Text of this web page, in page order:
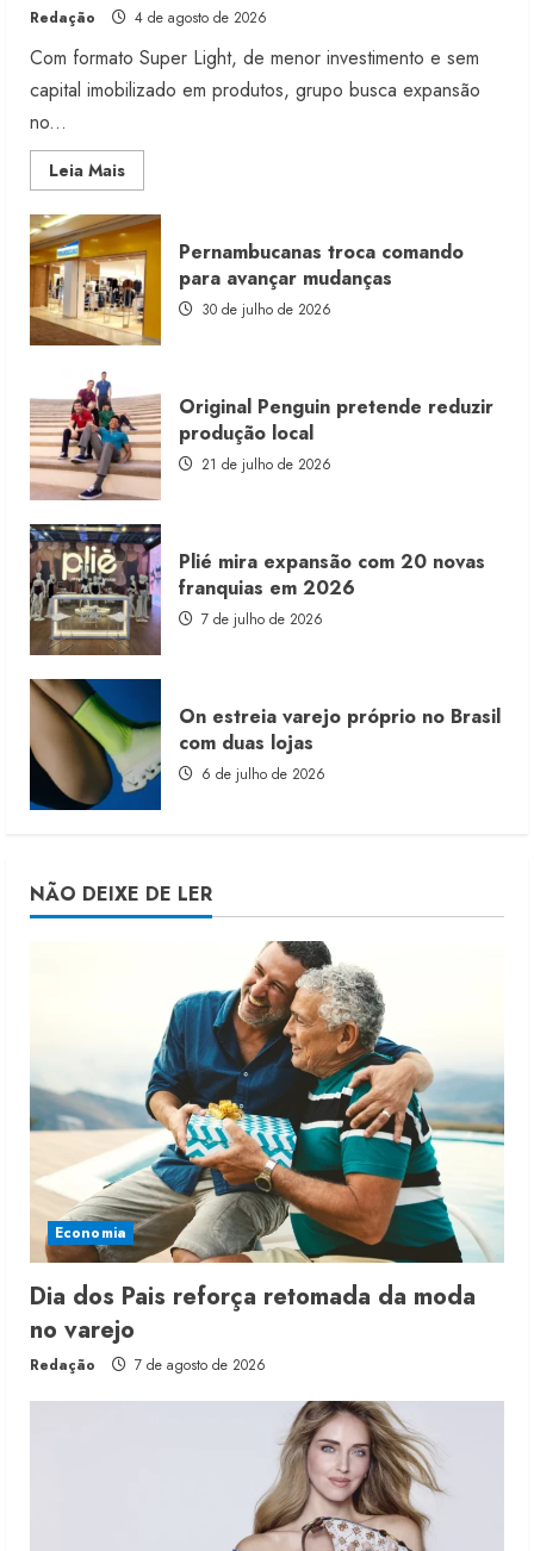
Redação 4 de agosto de 2026
Com formato Super Light, de menor investimento e sem
capital imobilizado em produtos, grupo busca expansão
no...
Leia MaisRead
more
Morena
Rosa
lança
franquia
com
estoque
consignado
Pernambucanas troca comando
para avançar mudanças
30 de julho de 2026
Original Penguin pretende reduzir
produção local
21 de julho de 2026
Plié mira expansão com 20 novas
franquias em 2026
7 de julho de 2026
On estreia varejo próprio no Brasil
com duas lojas
6 de julho de 2026
NÃO DEIXE DE LER
Economia
Dia dos Pais reforça retomada da moda
no varejo
Redação 7 de agosto de 2026